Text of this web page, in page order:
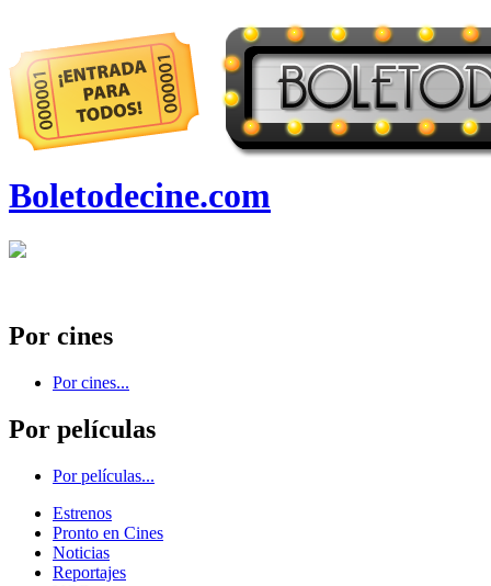
Boletodecine.com
Por cines
Por cines...
Por películas
Por películas...
Estrenos
Pronto en Cines
Noticias
Reportajes